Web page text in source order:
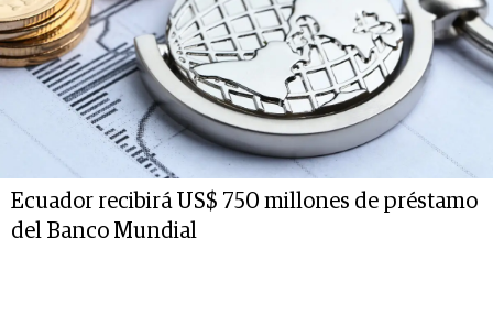
Ecuador recibirá US$ 750 millones de préstamo
del Banco Mundial